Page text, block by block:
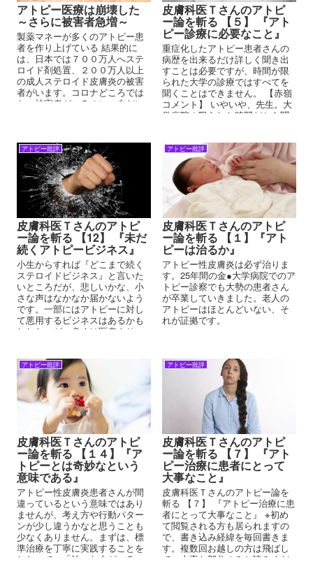
アトピー医療は崩壊した
～さらに被害者急増～
製薬マネーが多くのアトピー患
者を作り上げている 結果的に
は、日本では７００万人へステ
ロイド剤処置、２００万人以上
の成人ステロイド皮膚炎の被害
者がいます。コロナどころでは
ない被害者がいるのに、未だに
らなのです。アトピー患者なん
てどうでもよいのです。痒がろ
うが痛がろうが眠れなかろうが
死のうが関係ないのです。
皮膚科医Ｔさんのアトピ
ー論を斬る 【５】 『アト
ピー診療に必要なこと』
重症化したアトピー患者さんの
病歴を出来るだけ詳しく聞き出
すことは必要ですが、時間が限
られた大学の診療ではすべてを
聞くことはできません。 【赤嶺
コメント】 いやいや、先生。大
学病院の限られた時間だから聞
ませれば、直ぐに症状を見れば
理解できるでしょう。
アトピー批評
皮膚科医Ｔさんのアトピ
ー論を斬る 【12】 『未だ
続くアトピービジネス』
小生からすれば『どこまで続く
ステロイドビジネス』と言いた
いところだが、悲しいかな、小
さな声はなかなか届かないよう
です。一部にはアトピーに対し
て悪用するビジネスはあるかも
しれないが、多くは医者より
います。
アトピー批評
皮膚科医Ｔさんのアトピ
ー論を斬る 【１】『アト
ピーは治るか』
アトピー性皮膚炎は必ず治りま
す。25年間の金●大学病院でのア
トピー診察でも大勢の患者さん
が卒業していきました。老人の
アトピーはほとんどいない、そ
れが証拠です。
アトピー批評
皮膚科医Ｔさんのアトピ
ー論を斬る 【１４】『ア
トピーとは奇妙なという
意味である』
アトピー性皮膚炎患者さんが間
違っているという意味ではあり
ませんが、考え方や行動パター
ンが少し違うかなと思うことも
少なくありません。まずは、標
準治療を丁寧に実践することを
しないで、「治った人がいる」
アトピー批評
皮膚科医Ｔさんのアトピ
ー論を斬る 【７】 『アト
ピー治療に患者にとって
大事なこと』
皮膚科医Ｔさんのアトピー論を
斬る 【７】 『アトピー治療に患
者にとって大事なこと』 ※初め
て閲覧される方も居られますの
で、書き込み経緯を毎回書きま
す。複数回お越しの方は飛ばし
て、大事な部分のみお読みくだ